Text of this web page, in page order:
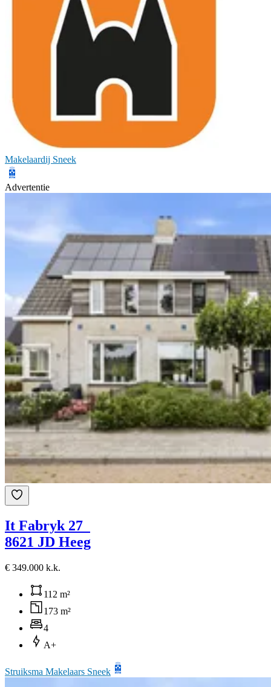
Makelaardij Sneek
Advertentie
It Fabryk 27
8621 JD Heeg
€ 349.000 k.k.
112 m²
173 m²
4
A+
Struiksma Makelaars Sneek